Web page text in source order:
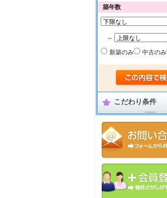
築年数
～
新築のみ
中古のみ
こだわり条件